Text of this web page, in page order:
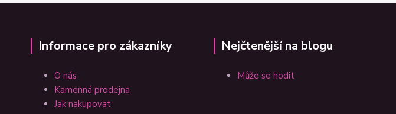
Informace pro zákazníky
O nás
Kamenná prodejna
Jak nakupovat
Nejčtenější na blogu
Může se hodit